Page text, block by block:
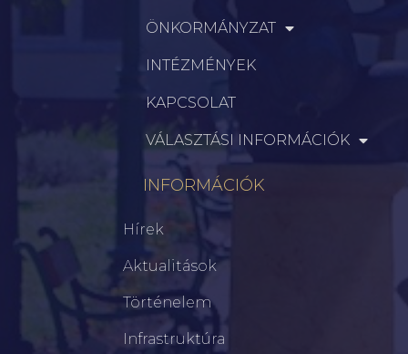
ÖNKORMÁNYZAT
INTÉZMÉNYEK
KAPCSOLAT
VÁLASZTÁSI INFORMÁCIÓK
INFORMÁCIÓK
Hírek
Aktualitások
Történelem
Infrastruktúra